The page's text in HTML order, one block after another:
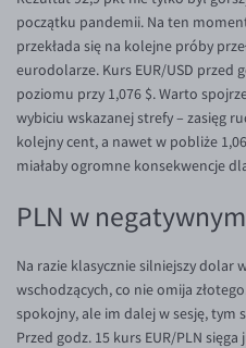
TRY/PLN
ZAR/PLN
EUR/USD
EUR/GBP
EUR/CHF
EUR/CZK
EUR/NOK
EUR/SEK
początku pandemii. Na ten
przekłada się na kolejne próby
eurodolarze. Kurs EUR/USD przed
poziomu przy 1,076 $. Warto
wybiciu wskazanej strefy – zasięg
kolejny cent, a nawet w pobliże
miałaby ogromne konsekwencje
PLN w
Na razie klasycznie silniejszy dolar
wschodzących, co nie omija
spokojny, ale im dalej w sesję, tym
Przed godz. 15 kurs EUR/PLN sięga